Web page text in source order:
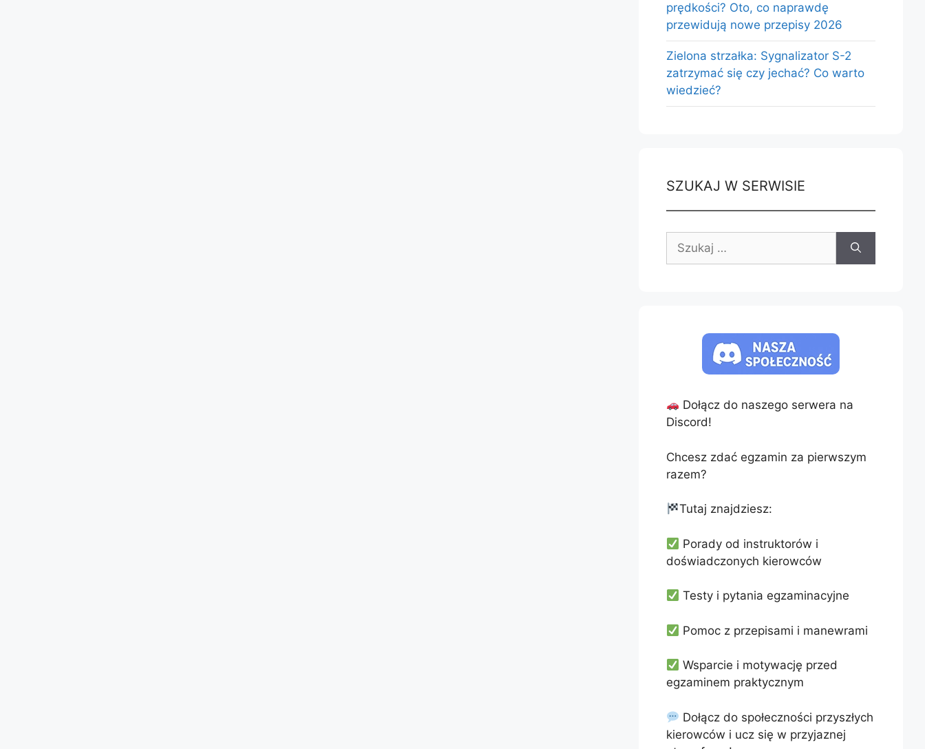
prędkości? Oto, co naprawdę
przewidują nowe przepisy 2026
Zielona strzałka: Sygnalizator S-2
zatrzymać się czy jechać? Co warto
wiedzieć?
SZUKAJ W SERWISIE
Dołącz do naszego serwera na
Discord!
Chcesz zdać egzamin za pierwszym
razem?
Tutaj znajdziesz:
Porady od instruktorów i
doświadczonych kierowców
Testy i pytania egzaminacyjne
Pomoc z przepisami i manewrami
Wsparcie i motywację przed
egzaminem praktycznym
Dołącz do społeczności przyszłych
kierowców i ucz się w przyjaznej